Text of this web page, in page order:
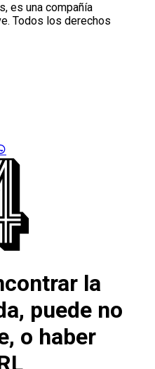
es una compañía
Todos los derechos
la
puede no
o haber